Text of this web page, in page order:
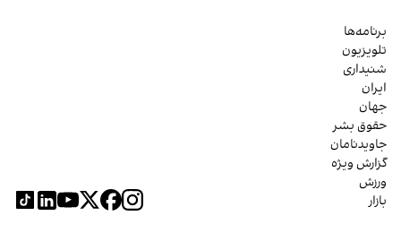
برنامه‌ها
تلویزیون
شنیداری
ایران
جهان
حقوق بشر
جاویدنامان
گزارش ویژه
ورزش
بازار